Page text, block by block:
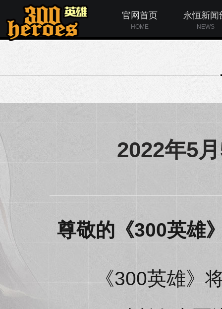
官网首页
HOME
永恒新闻
NEWS
2022年5
尊敬的《300英雄
《300英雄》将